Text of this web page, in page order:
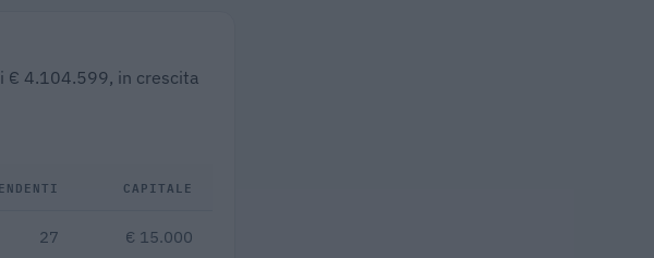
€ 4.104.599, in crescita
CAPITALE
27 € 15.000